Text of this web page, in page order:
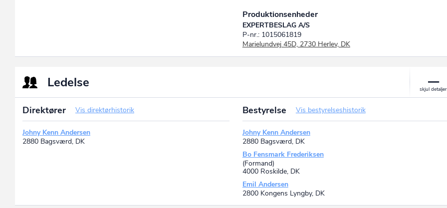
Produktionsenheder
EXPERTBESLAG A/S
P-nr.: 1015061819
Marielundvej 45D, 2730 Herlev, DK
Ledelse
Direktører Vis direktørhistorik
Johny Kenn Andersen
2880 Bagsværd, DK
Bestyrelse Vis bestyrelseshistorik
Johny Kenn Andersen
2880 Bagsværd, DK
Bo Fensmark Frederiksen
(Formand)
4000 Roskilde, DK
Emil Andersen
2800 Kongens Lyngby, DK